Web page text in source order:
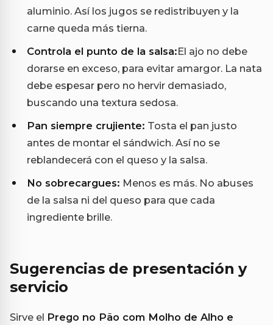
aluminio. Así los jugos se redistribuyen y la
carne queda más tierna.
Controla el punto de la salsa:El ajo no debe
dorarse en exceso, para evitar amargor. La nata
debe espesar pero no hervir demasiado,
buscando una textura sedosa.
Pan siempre crujiente: Tosta el pan justo
antes de montar el sándwich. Así no se
reblandecerá con el queso y la salsa.
No sobrecargues: Menos es más. No abuses
de la salsa ni del queso para que cada
ingrediente brille.
Sugerencias de presentación y
servicio
Sirve el Prego no Pão com Molho de Alho e